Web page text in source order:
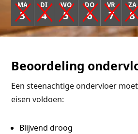
MA
3
DI
4
WO
5
DO
6
VR
7
ZA
8
Beoordeling
Een steenachtige ondervloer
eisen voldoen:
Blijvend droog